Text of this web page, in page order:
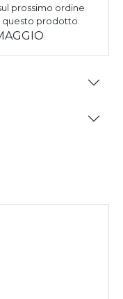
prossimo ordine
prodotto.